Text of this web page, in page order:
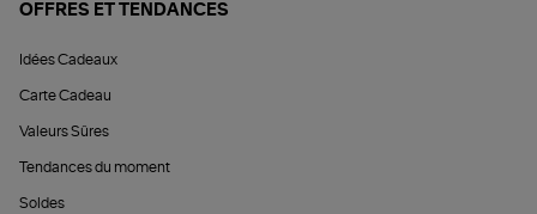
OFFRES ET TENDANCES
Idées Cadeaux
Carte Cadeau
Valeurs Sûres
Tendances du moment
Soldes